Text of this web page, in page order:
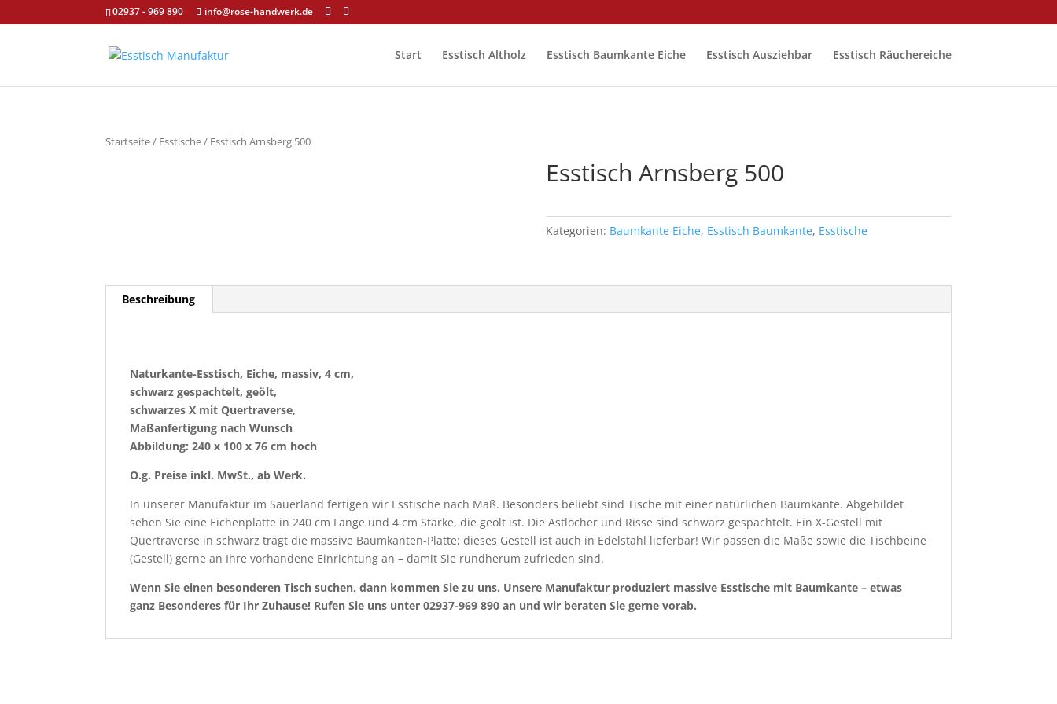
02937 - 969 890 info@rose-handwerk.de
Start Esstisch Altholz Esstisch Baumkante Eiche Esstisch Ausziehbar Esstisch Räuchereiche
Startseite/ Esstische/ Esstisch Arnsberg 500
Esstisch Arnsberg 500
Kategorien: Baumkante Eiche, Esstisch Baumkante, Esstische
Beschreibung
Naturkante-Esstisch, Eiche, massiv, 4 cm,
schwarz gespachtelt, geölt,
schwarzes X mit Quertraverse,
Maßanfertigung nach Wunsch
Abbildung: 240 x 100 x 76 cm hoch
O.g. Preise inkl. MwSt., ab Werk.
In unserer Manufaktur im Sauerland fertigen wir Esstische nach Maß. Besonders beliebt sind Tische mit einer natürlichen Baumkante. Abgebildet
sehen Sie eine Eichenplatte in 240 cm Länge und 4 cm Stärke, die geölt ist. Die Astlöcher und Risse sind schwarz gespachtelt. Ein X-Gestell mit
Quertraverse in schwarz trägt die massive Baumkanten-Platte; dieses Gestell ist auch in Edelstahl lieferbar! Wir passen die Maße sowie die Tischbeine
(Gestell) gerne an Ihre vorhandene Einrichtung an – damit Sie rundherum zufrieden sind.
Wenn Sie einen besonderen Tisch suchen, dann kommen Sie zu uns. Unsere Manufaktur produziert massive Esstische mit Baumkante – etwas
ganz Besonderes für Ihr Zuhause! Rufen Sie uns unter 02937-969 890 an und wir beraten Sie gerne vorab.